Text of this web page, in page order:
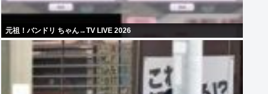
元祖！バンドリ ちゃん→TV LIVE 2026